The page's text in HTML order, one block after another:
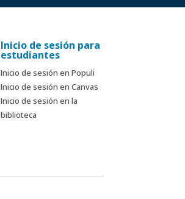
Inicio de sesión para
estudiantes
Inicio de sesión en Populi
Inicio de sesión en Canvas
Inicio de sesión en la
biblioteca